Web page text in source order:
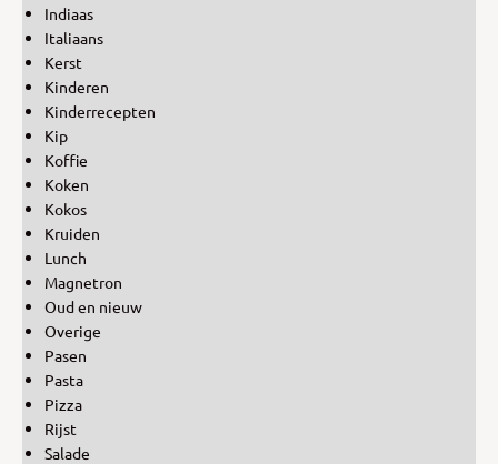
Indiaas
Italiaans
Kerst
Kinderen
Kinderrecepten
Kip
Koffie
Koken
Kokos
Kruiden
Lunch
Magnetron
Oud en nieuw
Overige
Pasen
Pasta
Pizza
Rijst
Salade